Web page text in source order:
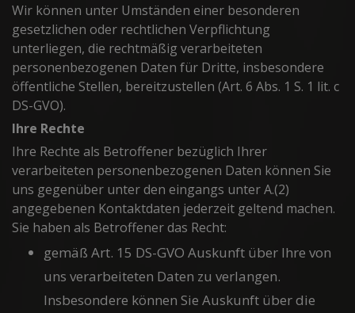
Wir können unter Umständen einer besonderen
gesetzlichen oder rechtlichen Verpflichtung
unterliegen, die rechtmäßig verarbeiteten
personenbezogenen Daten für Dritte, insbesondere
öffentliche Stellen, bereitzustellen (Art. 6 Abs. 1 S. 1 lit. c
DS-GVO).
Ihre Rechte
Ihre Rechte als Betroffener bezüglich Ihrer
verarbeiteten personenbezogenen Daten können Sie
uns gegenüber unter den eingangs unter A.(2)
angegebenen Kontaktdaten jederzeit geltend machen.
Sie haben als Betroffener das Recht:
gemäß Art. 15 DS-GVO Auskunft über Ihre von
uns verarbeiteten Daten zu verlangen.
Insbesondere können Sie Auskunft über die